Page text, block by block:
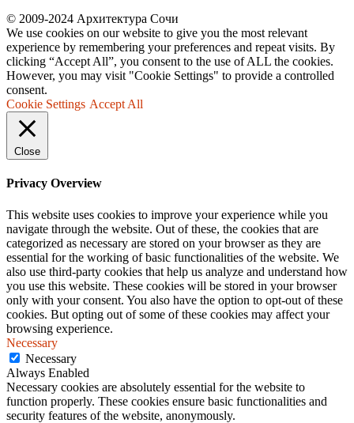
© 2009-2024 Архитектура Сочи
We use cookies on our website to give you the most relevant
experience by remembering your preferences and repeat visits. By
clicking “Accept All”, you consent to the use of ALL the cookies.
However, you may visit "Cookie Settings" to provide a controlled
consent.
Cookie Settings Accept All
Close
Privacy Overview
This website uses cookies to improve your experience while you
navigate through the website. Out of these, the cookies that are
categorized as necessary are stored on your browser as they are
essential for the working of basic functionalities of the website. We
also use third-party cookies that help us analyze and understand how
you use this website. These cookies will be stored in your browser
only with your consent. You also have the option to opt-out of these
cookies. But opting out of some of these cookies may affect your
browsing experience.
Necessary
Necessary
Always Enabled
Necessary cookies are absolutely essential for the website to
function properly. These cookies ensure basic functionalities and
security features of the website, anonymously.